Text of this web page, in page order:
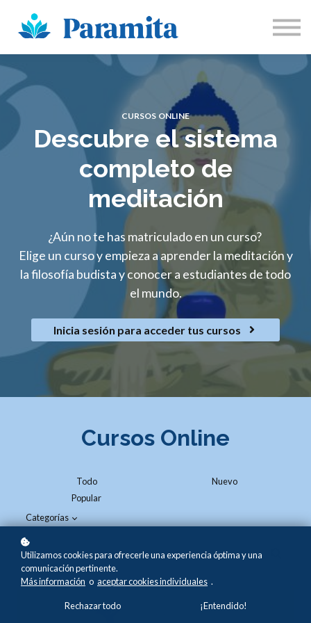
Sobre Nosotros
Participa
Inicia sesión
Registrarse
CURSOS ONLINE
Descubre el sistema
completo de
meditación
¿Aún no te has matriculado en un curso?
Elige un curso y empieza a aprender la meditación y
la filosofía budista y conocer a estudiantes de todo
el mundo.
Inicia sesión para acceder tus cursos
Cursos Online
Todo
Nuevo
Popular
Categorías
Utilizamos cookies para ofrecerle una experiencia óptima y una
comunicación pertinente.
Más información o aceptar cookies individuales .
Rechazar todo ¡Entendido!